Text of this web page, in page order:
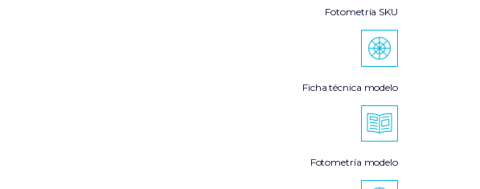
Fotometría SKU
Ficha técnica modelo
Fotometría modelo